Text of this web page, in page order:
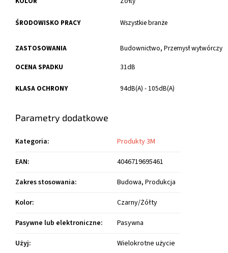
ŚRODOWISKO PRACY Wszystkie branże
ZASTOSOWANIA Budownictwo, Przemysł wytwórczy
OCENA SPADKU
31dB
KLASA OCHRONY 94dB(A) - 105dB(A)
Parametry dodatkowe
Kategoria:
Produkty 3M
EAN:
4046719695461
Zakres stosowania:
Budowa, Produkcja
Kolor:
Czarny/Żółty
Pasywne lub elektroniczne:
Pasywna
Użyj:
Wielokrotne użycie